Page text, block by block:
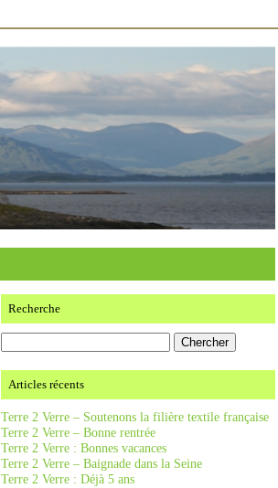
Recherche
Articles récents
Terre 2 Verre – Soutenons la filière textile française
Terre 2 Verre – Bonne rentrée
Terre 2 Verre : Bonnes vacances
Terre 2 Verre – Baignade dans la Seine
Terre 2 Verre : Déjà 5 ans